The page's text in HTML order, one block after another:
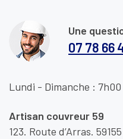
Une
07 78 66
Lundi - Dimanche :
Artisan couvreur 59
123. Route d’Arras.